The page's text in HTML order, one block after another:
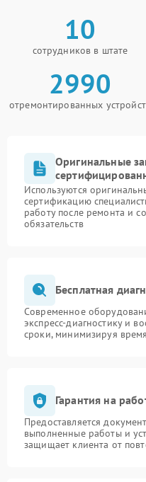
10
сотрудников в штате
2990
отремонтированных
Оригинальные
Используются
сертификацию
работу после ремонта и
обязательств
Бесплатная
Современное
экспресс-диагностику и
сроки, минимизируя
Гарантия на
Предоставляется
выполненные работы и
защищает клиента от